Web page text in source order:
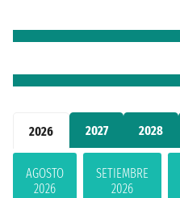
2026 2027 2028
AGOSTO
2026
SETIEMBRE
2026